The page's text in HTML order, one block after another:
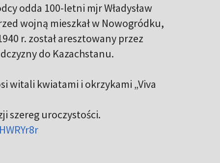
odda 100-letni mjr Władysław
wojną mieszkał w Nowogródku,
r. został aresztowany przez
do Kazachstanu.
witali kwiatami i okrzykami „Viva
szereg uroczystości.